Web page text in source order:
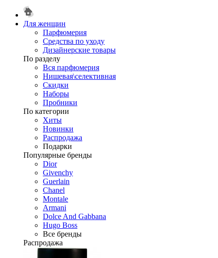
Для женщин
Парфюмерия
Средства по уходу
Дизайнерские товары
По разделу
Вся парфюмерия
Нишевая\селективная
Скидки
Наборы
Пробники
По категории
Хиты
Новинки
Распродажа
Подарки
Популярные бренды
Dior
Givenchy
Guerlain
Chanel
Montale
Armani
Dolce And Gabbana
Hugo Boss
Все бренды
Распродажа